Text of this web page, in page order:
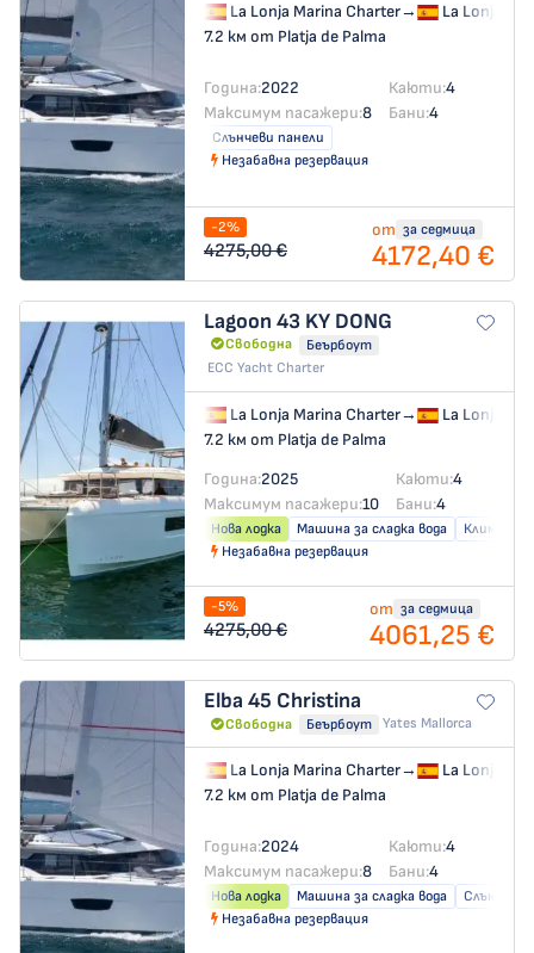
La Lonja Marina Charter→
La Lonja
7.2 км от Platja de Palma
Година:2022 Каюти:4
Максимум пасажери:8 Бани:4
Слънчеви панели
Незабавна резервация
-2%
4275,00 €
от за седмица
4172,40 €
Lagoon 43 KY DONG
Свободна
Беърбоут
ECC Yacht Charter
La Lonja Marina Charter→
La Lonja
7.2 км от Platja de Palma
Година:2025 Каюти:4
Максимум пасажери:10 Бани:4
Нова лодка Машина за сладка вода
Климатик
Незабавна резервация
-5%
4275,00 €
от за седмица
4061,25 €
Elba 45 Christina
Свободна Беърбоут Yates Mallorca
La Lonja Marina Charter→
La Lonja
7.2 км от Platja de Palma
Година:2024 Каюти:4
Максимум пасажери:8 Бани:4
Нова лодка Машина за сладка вода
Слънчеви
Незабавна резервация